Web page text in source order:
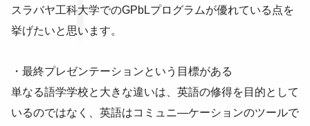
スラバヤ工科大学でのGPbLプログラムが優れている点を
挙げたいと思います。
・最終プレゼンテーションという目標がある
単なる語学学校と大きな違いは、英語の修得を目的として
いるのではなく、英語はコミュニ―ケーションのツールで